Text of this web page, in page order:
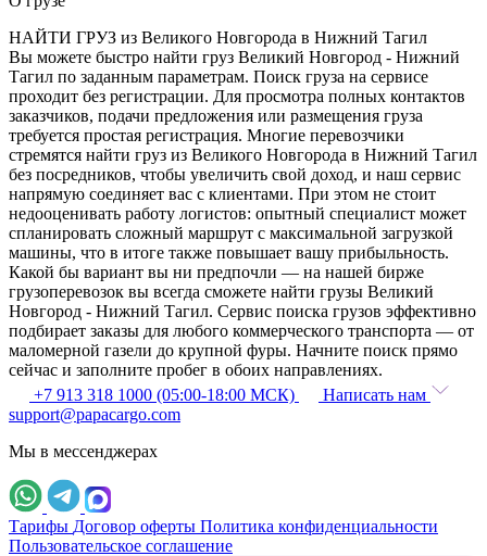
НАЙТИ ГРУЗ из Великого Новгорода в Нижний Тагил
Вы можете быстро найти груз Великий Новгород - Нижний
Тагил по заданным параметрам. Поиск груза на сервисе
проходит без регистрации. Для просмотра полных контактов
заказчиков, подачи предложения или размещения груза
требуется простая регистрация. Многие перевозчики
стремятся найти груз из Великого Новгорода в Нижний Тагил
без посредников, чтобы увеличить свой доход, и наш сервис
напрямую соединяет вас с клиентами. При этом не стоит
недооценивать работу логистов: опытный специалист может
спланировать сложный маршрут с максимальной загрузкой
машины, что в итоге также повышает вашу прибыльность.
Какой бы вариант вы ни предпочли — на нашей бирже
грузоперевозок вы всегда сможете найти грузы Великий
Новгород - Нижний Тагил. Сервис поиска грузов эффективно
подбирает заказы для любого коммерческого транспорта — от
маломерной газели до крупной фуры. Начните поиск прямо
сейчас и заполните пробег в обоих направлениях.
+7 913 318 1000 (05:00-18:00 МСК)
Написать нам
support@papacargo.com
Мы в мессенджерах
Тарифы Договор оферты Политика конфиденциальности
Пользовательское соглашение